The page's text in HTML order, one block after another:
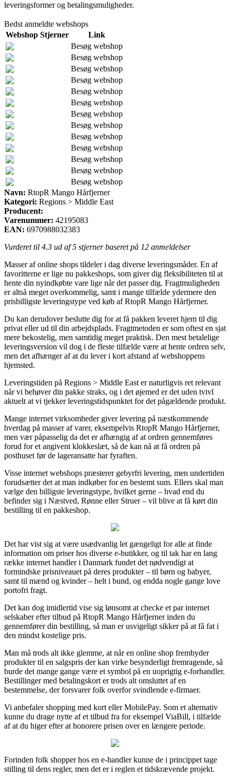
leveringsformer og betalingsmuligheder.
Bedst anmeldte webshops
Webshop Stjerner
Link
Besøg webshop
Besøg webshop
Besøg webshop
Besøg webshop
Besøg webshop
Besøg webshop
Besøg webshop
Besøg webshop
Besøg webshop
Besøg webshop
Besøg webshop
Besøg webshop
Besøg webshop
Navn: RtopR Mango Hårfjerner
Kategori: Regions > Middle East
Producent:
Varenummer: 42195083
EAN: 6970988032383
Vurderet til 4.3 ud af 5 stjerner baseret på 12 anmeldelser
Masser af online shops tildeler i dag diverse leveringsmåder. En af
favoritterne er lige nu pakkeshops, som giver dig fleksibiliteten til at
hente din nyindkøbte vare lige når det passer dig. Fragtmuligheden
er altså meget overkommelig, samt i mange tilfælde ydermere den
prisbilligste leveringstype ved køb af RtopR Mango Hårfjerner.
Du kan derudover beslutte dig for at få pakken leveret hjem til dig
privat eller ud til din arbejdsplads. Fragtmetoden er som oftest en sjat
mere bekostelig, men samtidig meget praktisk. Den mest betalelige
leveringsversion vil dog i de fleste tilfælde være at hente ordren selv,
men det afhænger af at du lever i kort afstand af webshoppens
hjemsted.
Leveringstiden på Regions > Middle East er naturligvis ret relevant
når vi behøver din pakke straks, og i det øjemed er det uden tvivl
aktuelt at vi tjekker leveringstidspunktet for det pågældende produkt.
Mange internet virksomheder giver levering på næstkommende
hverdag på masser af varer, eksempelvis RtopR Mango Hårfjerner,
men vær påpasselig da det er afhængig af at ordren gennemføres
forud for et angivent klokkeslæt, så de kan nå at få ordren på
posthuset før de lageransatte har fyraften.
Visse internet webshops præsterer gebyrfri levering, men undertiden
forudsætter det at man indkøber for en bestemt sum. Ellers skal man
vælge den billigste leveringstype, hvilket gerne – hvad end du
befinder sig i Næstved, Rønne eller Struer – vil blive at få kørt din
bestilling til en pakkeshop.
Det har vist sig at være usædvanlig let gængeligt for alle at finde
information om priser hos diverse e-butikker, og til tak har en lang
række internet handler i Danmark fundet det nødvendigt at
formindske prisniveauet på deres produkter – til børn og babyer,
samt til mænd og kvinder – helt i bund, og endda nogle gange love
portofri fragt.
Det kan dog imidlertid vise sig lønsomt at checke et par internet
selskaber efter tilbud på RtopR Mango Hårfjerner inden du
gennemfører din bestilling, så man er usvigeligt sikker på at få fat i
den mindst kostelige pris.
Man må trods alt ikke glemme, at når en online shop frembyder
produkter til en salgspris der kan virke besynderligt fremragende, så
burde det mange gange være et symbol på en uoprigtig e-forhandler.
Bestillinger med betalingskort er trods alt omsluttet af en
bestemmelse, der forsvarer folk overfor svindlende e-firmaer.
Vi anbefaler shopping med kort eller MobilePay. Som et alternativ
kunne du drage nytte af et tilbud fra for eksempel ViaBill, i tilfælde
af at du higer efter at honorere prisen over en længere periode.
Forinden folk shopper hos en e-handler kunne de i princippet tage
stilling til dens regler, men det er i reglen et tidskrævende projekt.